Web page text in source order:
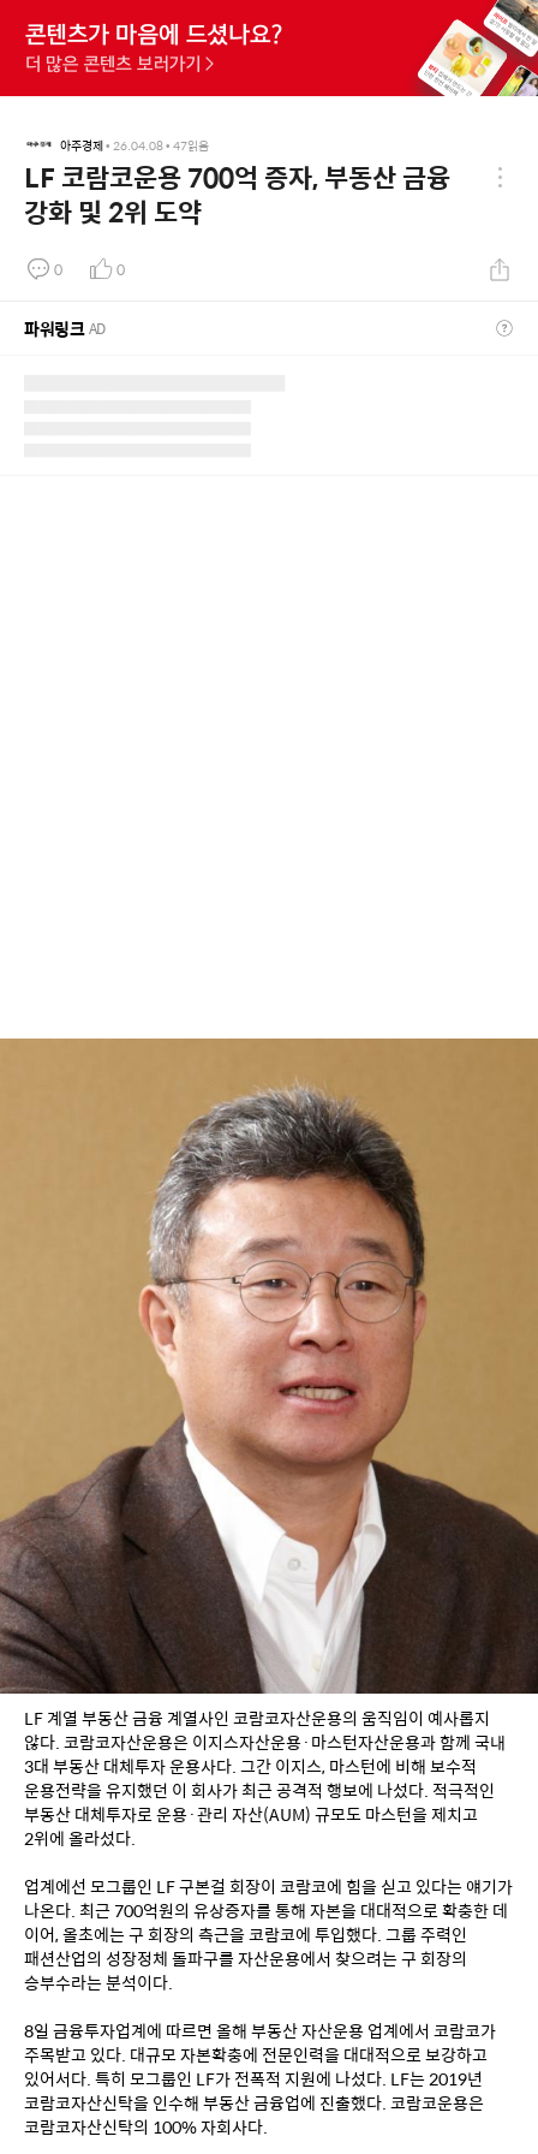
아주경제• 26.04.08• 47읽음
LF 코람코운용 700억 증자, 부동산 금융
강화 및 2위 도약
0 0
파워링크AD
LF 계열 부동산 금융 계열사인 코람코자산운용의 움직임이 예사롭지
않다. 코람코자산운용은 이지스자산운용·마스턴자산운용과 함께 국내
3대 부동산 대체투자 운용사다. 그간 이지스, 마스턴에 비해 보수적
운용전략을 유지했던 이 회사가 최근 공격적 행보에 나섰다. 적극적인
부동산 대체투자로 운용·관리 자산(AUM) 규모도 마스턴을 제치고
2위에 올라섰다.
업계에선 모그룹인 LF 구본걸 회장이 코람코에 힘을 싣고 있다는 얘기가
나온다. 최근 700억원의 유상증자를 통해 자본을 대대적으로 확충한 데
이어, 올초에는 구 회장의 측근을 코람코에 투입했다. 그룹 주력인
패션산업의 성장정체 돌파구를 자산운용에서 찾으려는 구 회장의
승부수라는 분석이다.
8일 금융투자업계에 따르면 올해 부동산 자산운용 업계에서 코람코가
주목받고 있다. 대규모 자본확충에 전문인력을 대대적으로 보강하고
있어서다. 특히 모그룹인 LF가 전폭적 지원에 나섰다. LF는 2019년
코람코자산신탁을 인수해 부동산 금융업에 진출했다. 코람코운용은
코람코자산신탁의 100% 자회사다.